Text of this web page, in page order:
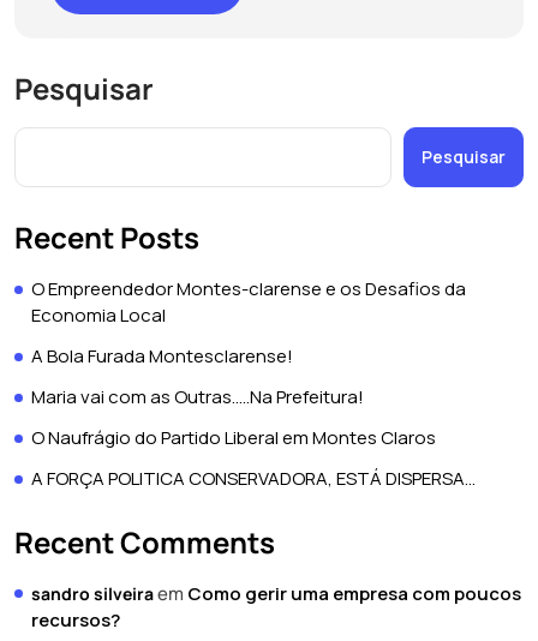
Pesquisar
Pesquisar
Recent Posts
O Empreendedor Montes-clarense e os Desafios da
Economia Local
A Bola Furada Montesclarense!
Maria vai com as Outras…..Na Prefeitura!
O Naufrágio do Partido Liberal em Montes Claros
A FORÇA POLITICA CONSERVADORA, ESTÁ DISPERSA…
Recent Comments
sandro silveiraem Como gerir uma empresa com poucos
recursos?